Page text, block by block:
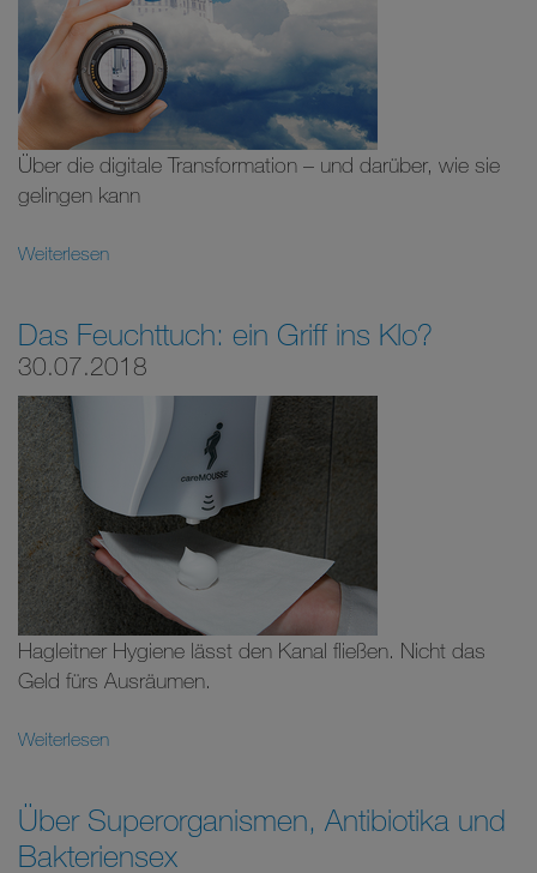
Über die digitale Transformation – und darüber, wie sie
gelingen kann
Weiterlesen
Das Feuchttuch: ein Griff ins Klo?
30.07.2018
Hagleitner Hygiene lässt den Kanal fließen. Nicht das
Geld fürs Ausräumen.
Weiterlesen
Über Superorganismen, Antibiotika und
Bakteriensex